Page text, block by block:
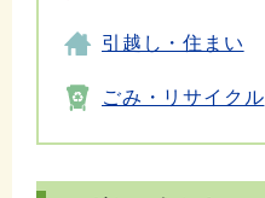
引越し・住まい
ごみ・リサイクル